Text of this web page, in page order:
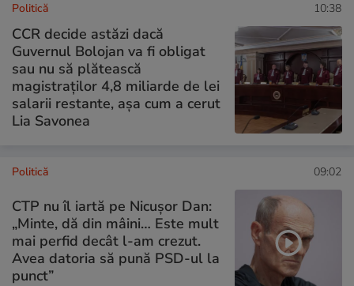
Politică 10:38
CCR decide astăzi dacă
Guvernul Bolojan va fi obligat
sau nu să plătească
magistraților 4,8 miliarde de lei
salarii restante, așa cum a cerut
Lia Savonea
Politică 09:02
CTP nu îl iartă pe Nicușor Dan:
„Minte, dă din mâini… Este mult
mai perfid decât l-am crezut.
Avea datoria să pună PSD-ul la
punct”